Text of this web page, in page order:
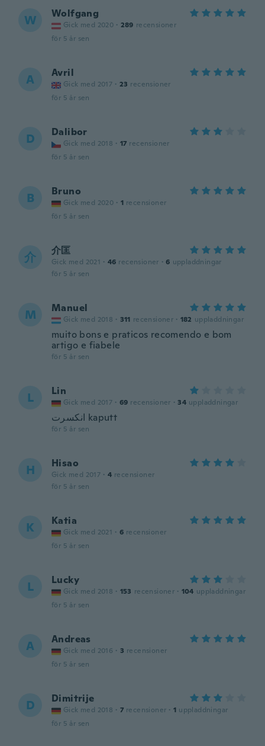
W Wolfgang
Gick med 2020 · 289 recensioner
för 5 år sen
A Avril
Gick med 2017 · 23 recensioner
för 5 år sen
D Dalibor
Gick med 2018 · 17 recensioner
för 5 år sen
B Bruno
Gick med 2020 · 1 recensioner
för 5 år sen
介 介匡
Gick med 2021 · 46 recensioner · 6 uppladdningar
för 5 år sen
M Manuel
Gick med 2018 · 311 recensioner · 182 uppladdningar
muito bons e praticos recomendo e bom
artigo e fiabele
för 5 år sen
L Lin
Gick med 2017 · 69 recensioner · 34 uppladdningar
انكسرت kaputt
för 5 år sen
H Hisao
Gick med 2017 · 4 recensioner
för 5 år sen
K Katia
Gick med 2021 · 6 recensioner
för 5 år sen
L Lucky
Gick med 2018 · 153 recensioner · 104 uppladdningar
för 5 år sen
A Andreas
Gick med 2016 · 3 recensioner
för 5 år sen
D Dimitrije
Gick med 2018 · 7 recensioner · 1 uppladdningar
för 5 år sen